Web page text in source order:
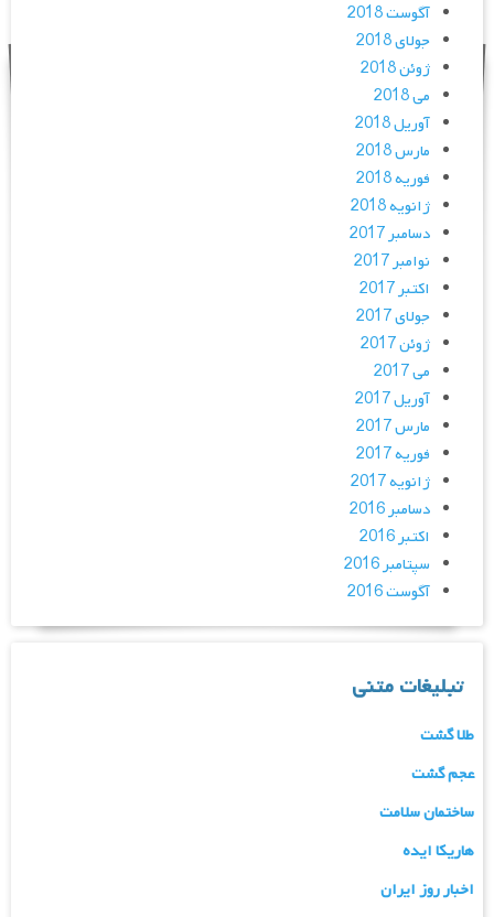
آگوست 2018
جولای 2018
ژوئن 2018
می 2018
آوریل 2018
مارس 2018
فوریه 2018
ژانویه 2018
دسامبر 2017
نوامبر 2017
اکتبر 2017
جولای 2017
ژوئن 2017
می 2017
آوریل 2017
مارس 2017
فوریه 2017
ژانویه 2017
دسامبر 2016
اکتبر 2016
سپتامبر 2016
آگوست 2016
تبلیغات متنی
طلا گشت
عجم گشت
ساختمان سلامت
هاریکا ایده
اخبار روز ایران